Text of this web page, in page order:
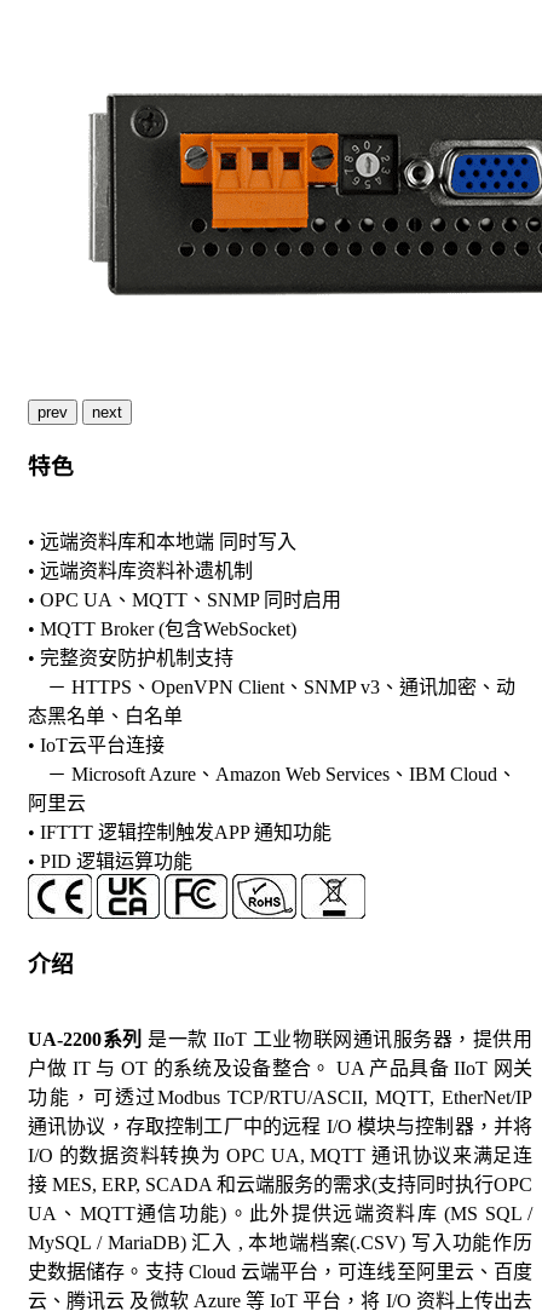
prev next
特色
• 远端资料库和本地端 同时写入
• 远端资料库资料补遗机制
• OPC UA、MQTT、SNMP 同时启用
• MQTT Broker (包含WebSocket)
• 完整资安防护机制支持
－ HTTPS、OpenVPN Client、SNMP v3、通讯加密、动
态黑名单、白名单
• IoT云平台连接
－ Microsoft Azure、Amazon Web Services、IBM Cloud、
阿里云
• IFTTT 逻辑控制触发APP 通知功能
• PID 逻辑运算功能
介绍
UA-2200系列 是一款 IIoT 工业物联网通讯服务器，提供用
户做 IT 与 OT 的系统及设备整合。 UA 产品具备 IIoT 网关
功能，可透过Modbus TCP/RTU/ASCII, MQTT, EtherNet/IP
通讯协议，存取控制工厂中的远程 I/O 模块与控制器，并将
I/O 的数据资料转换为 OPC UA, MQTT 通讯协议来满足连
接 MES, ERP, SCADA 和云端服务的需求(支持同时执行OPC
UA、MQTT通信功能)。此外提供远端资料库 (MS SQL /
MySQL / MariaDB) 汇入 , 本地端档案(.CSV) 写入功能作历
史数据储存。支持 Cloud 云端平台，可连线至阿里云、百度
云、腾讯云 及微软 Azure 等 IoT 平台，将 I/O 资料上传出去